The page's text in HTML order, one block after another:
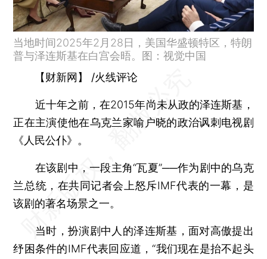
当地时间2025年2月28日，美国华盛顿特区，特朗
普与泽连斯基在白宫会晤。图：视觉中国
【财新网】 /火线评论
近十年之前，在2015年尚未从政的泽连斯基，
正在主演使他在乌克兰家喻户晓的政治讽刺电视剧
《人民公仆》。
在该剧中，一段主角“瓦夏”──作为剧中的乌克
兰总统，在共同记者会上怒斥IMF代表的一幕，是
该剧的著名场景之一。
当时，扮演剧中人的泽连斯基，面对高傲提出
纾困条件的IMF代表回应道，“我们现在是抬不起头